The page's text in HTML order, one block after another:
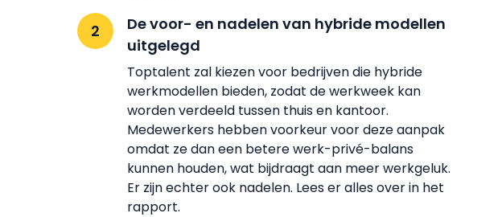
De voor- en nadelen van hybride modellen
uitgelegd
Toptalent zal kiezen voor bedrijven die hybride
werkmodellen bieden, zodat de werkweek kan
worden verdeeld tussen thuis en kantoor.
Medewerkers hebben voorkeur voor deze aanpak
omdat ze dan een betere werk-privé-balans
kunnen houden, wat bijdraagt aan meer werkgeluk.
Er zijn echter ook nadelen. Lees er alles over in het
rapport.